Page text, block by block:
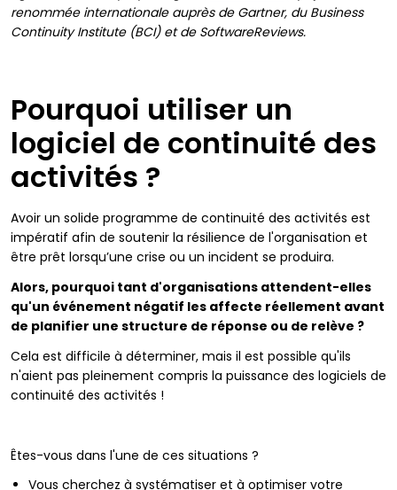
renommée internationale auprès de Gartner, du Business
Continuity Institute (BCI) et de SoftwareReviews.
Pourquoi utiliser un
logiciel de continuité des
activités ?
Avoir un solide programme de continuité des activités est
impératif afin de soutenir la résilience de l'organisation et
être prêt lorsqu’une crise ou un incident se produira.
Alors, pourquoi tant d'organisations attendent-elles
qu'un événement négatif les affecte réellement avant
de planifier une structure de réponse ou de relève ?
Cela est difficile à déterminer, mais il est possible qu'ils
n'aient pas pleinement compris la puissance des logiciels de
continuité des activités !
Êtes-vous dans l'une de ces situations ?
Vous cherchez à systématiser et à optimiser votre